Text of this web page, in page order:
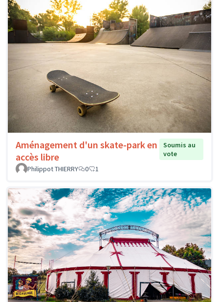
Aménagement d'un skate-park en
accès libre
Soumis au
vote
Philippot THIERRY
0 1